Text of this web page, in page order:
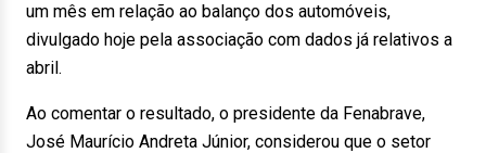
um mês em relação ao balanço dos automóveis,
divulgado hoje pela associação com dados já relativos a
abril.
Ao comentar o resultado, o presidente da Fenabrave,
José Maurício Andreta Júnior, considerou que o setor